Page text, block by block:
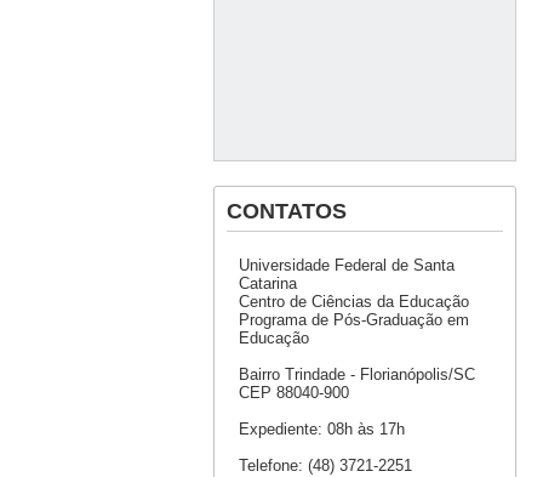
CONTATOS
Universidade Federal de Santa
Catarina
Centro de Ciências da Educação
Programa de Pós-Graduação em
Educação
Bairro Trindade - Florianópolis/SC
CEP 88040-900
Expediente: 08h às 17h
Telefone: (48) 3721-2251